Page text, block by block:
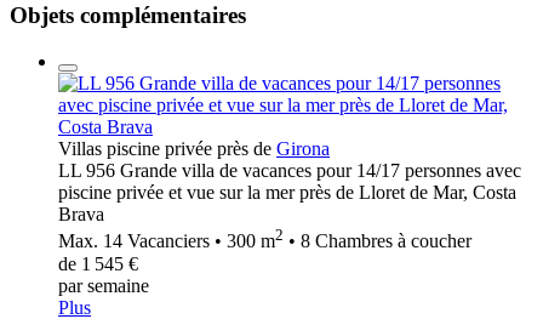
Objets complémentaires
Villas piscine privée près de Girona
LL 956 Grande villa de vacances pour 14/17 personnes avec
piscine privée et vue sur la mer près de Lloret de Mar, Costa
Brava
Max. 14 Vacanciers • 300 m2 • 8 Chambres à coucher
de 1 545 €
par semaine
Plus